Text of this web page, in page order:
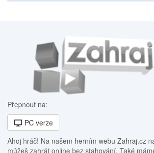
Přepnout na:
PC verze
Ahoj hráč! Na našem herním webu Zahraj.cz
můžeš zahrát online bez stahování. Také